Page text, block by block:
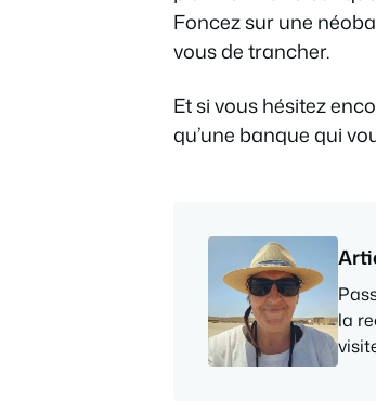
Foncez sur une
vous de trancher.
Et si vous hésitez
qu’une banque qui
la